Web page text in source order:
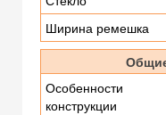
Ширина ремешка
Особенности
конструкции